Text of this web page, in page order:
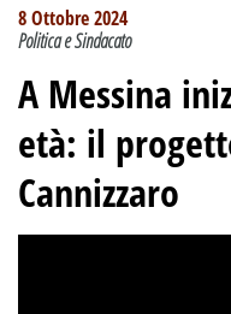
8 Ottobre 2024
Politica e Sindacato
A Messina
età: il
Cannizzaro